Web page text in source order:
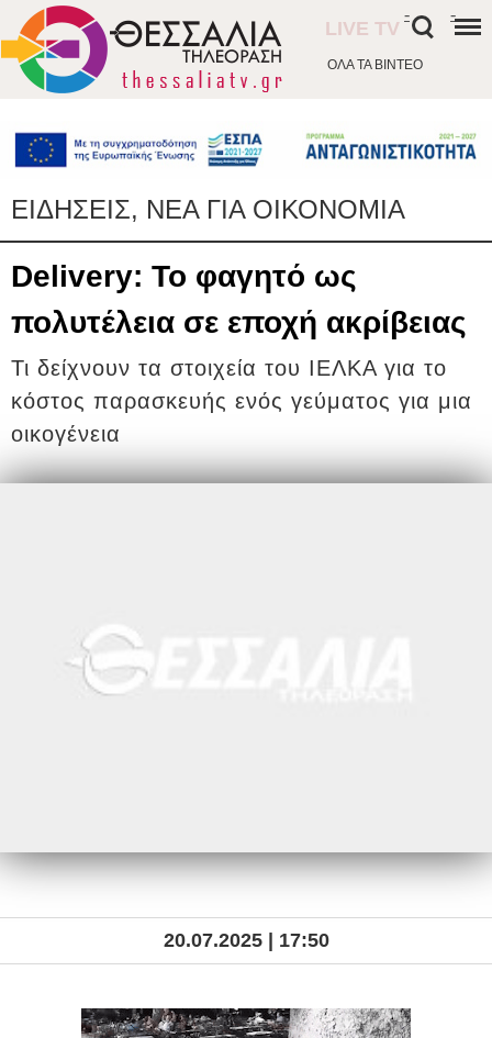
ΟΛΑ ΤΑ ΒΙΝΤΕΟ
LIVE TV
- -
ΕΙΔΗΣΕΙΣ, ΝΕΑ ΓΙΑ ΟΙΚΟΝΟΜΙΑ
Delivery: Το φαγητό ως
πολυτέλεια σε εποχή ακρίβειας
Τι δείχνουν τα στοιχεία του ΙΕΛΚΑ για το
κόστος παρασκευής ενός γεύματος για μια
οικογένεια
20.07.2025 | 17:50